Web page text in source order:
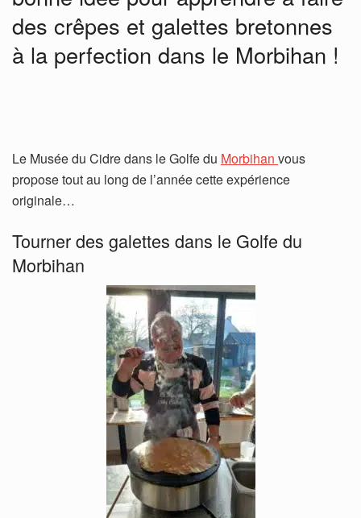
des crêpes et galettes bretonnes
à la perfection dans le Morbihan !
Le Musée du Cidre dans le Golfe du Morbihan vous
propose tout au long de l’année cette expérience
originale…
Tourner des galettes dans le Golfe du
Morbihan